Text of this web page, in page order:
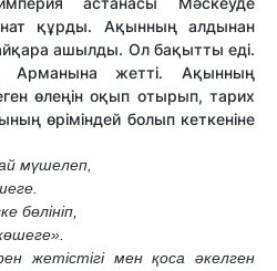
құрды. Ақынның алдынан
айқара ашылды. Ол бақытты еді.
Арманына жетті. Ақынның
өлеңін оқып отырып, тарих
өріміндей болып кеткеніне
мүшелеп,
бөлініп,
жетістігі мен қоса әкелген